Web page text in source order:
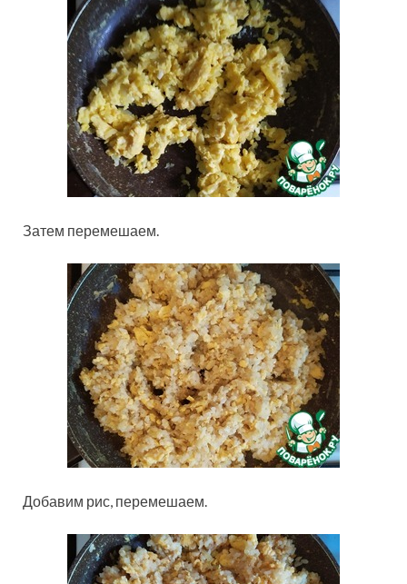
Затем перемешаем.
Добавим рис, перемешаем.